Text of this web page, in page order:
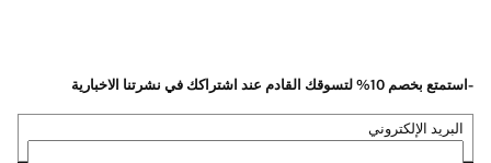
-استمتع بخصم 10% لتسوقك القادم عند اشتراكك في نشرتنا الاخبارية
البريد الإلكتروني